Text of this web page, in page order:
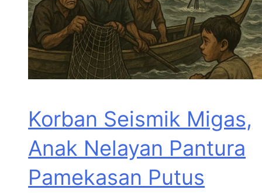
Korban Seismik Migas,
Anak Nelayan Pantura
Pamekasan Putus